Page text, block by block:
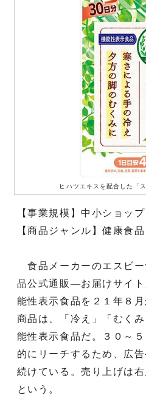
ヒハツエキスを配合した「
【事業規模】中小ショップ
【商品ジャンル】健康食品
食品メーカーのエスビ
品公式通販―お届けサイ
能性表示食品を２１年８
商品は、「冷え」「むく
能性表示食品だ。３０～
的にリーチするため、広
続けている。売り上げは
という。